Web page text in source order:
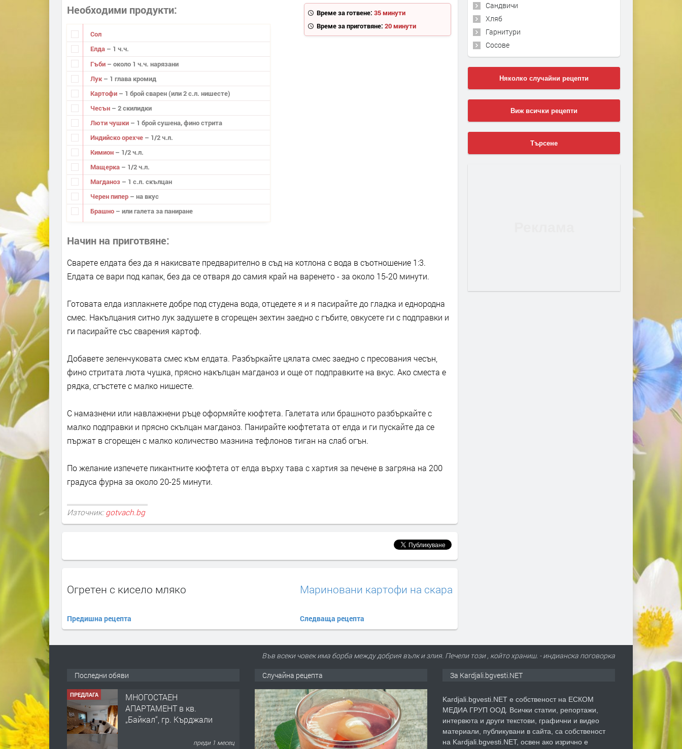
Време за готвене: 35 минути
Време за приготвяне: 20 минути
Необходими продукти
Сол
Елда – 1 ч.ч.
Гъби – около 1 ч.ч. нарязани
Лук – 1 глава кромид
Картофи – 1 брой сварен (или 2 с.л. нишесте)
Чесън – 2 скилидки
Люти чушки – 1 брой сушена, фино стрита
Индийско орехче – 1/2 ч.л.
Кимион – 1/2 ч.л.
Мащерка – 1/2 ч.л.
Магданоз – 1 с.л. скълцан
Черен пипер – на вкус
Брашно – или галета за паниране
Начин на приготвяне
Сварете елдата без да я накисвате предварително в съд на котлона с вода в съотношение 1:3.
Елдата се вари под капак, без да се отваря до самия край на варенето - за около 15-20 минути.
Готовата елда изплакнете добре под студена вода, отцедете я и я пасирайте до гладка и еднородна
смес. Накълцания ситно лук задушете в сгорещен зехтин заедно с гъбите, овкусете ги с подправки и
ги пасирайте със сварения картоф.
Добавете зеленчуковата смес към елдата. Разбъркайте цялата смес заедно с пресования чесън,
фино стритата люта чушка, прясно накълцан магданоз и още от подправките на вкус. Ако сместа е
рядка, сгъстете с малко нишесте.
С намазнени или навлажнени ръце оформяйте кюфтета. Галетата или брашното разбъркайте с
малко подправки и прясно скълцан магданоз. Панирайте кюфтетата от елда и ги пускайте да се
пържат в сгорещен с малко количество мазнина тефлонов тиган на слаб огън.
По желание изпечете пикантните кюфтета от елда върху тава с хартия за печене в загряна на 200
градуса фурна за около 20-25 минути.
Източник: gotvach.bg
Oгретен с кисело мляко
Предишна рецепта
Мариновани картофи на скара
Следваща рецепта
Сандвичи
Хляб
Гарнитури
Сосове
Няколко случайни рецепти
Виж всички рецепти
Търсене
Във всеки човек има борба между добрия вълк и злия. Печели този , който храниш. - индианска поговорка
Последни обяви
ПРЕДЛАГА
МНОГОСТАЕН
АПАРТАМЕНТ в кв.
„Байкал“, гр. Кърджали
преди 1 месец
Случайна рецепта За Kardjali.bgvesti.NET
Kardjali.bgvesti.NET е собственост на ЕСКОМ
МЕДИА ГРУП ООД. Всички статии, репортажи,
интервюта и други текстови, графични и видео
материали, публикувани в сайта, са собственост
на Kardjali.bgvesti.NET, освен ако изрично е